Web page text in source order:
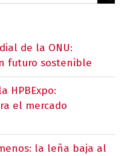
de la ONU:
futuro sostenible
HPBExpo:
el mercado
la leña baja al